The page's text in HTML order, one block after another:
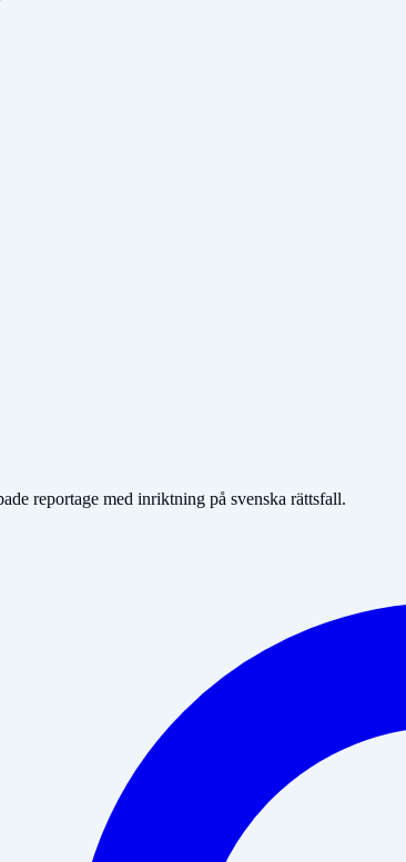
reportage med inriktning på svenska rättsfall.